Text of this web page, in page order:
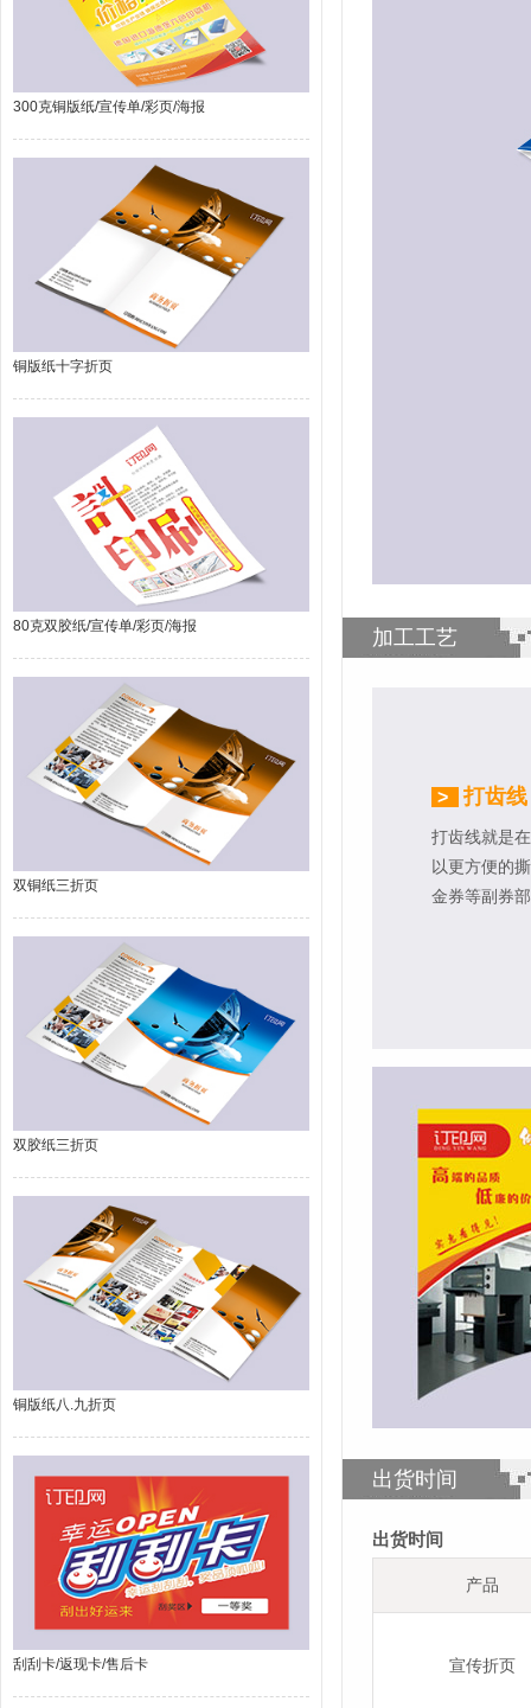
300克铜版纸/宣传单/彩页/海报
铜版纸十字折页
80克双胶纸/宣传单/彩页/海报
双铜纸三折页
双胶纸三折页
铜版纸八.九折页
刮刮卡/返现卡/售后卡
加工工艺
> 打齿线
打齿线就是
以更方便的
金券等副券
出货时间
出货时间
产品
宣传折页